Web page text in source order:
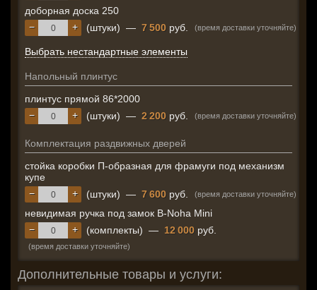
доборная доска 250
+
− (штуки) — 7 500 руб. (время доставки уточняйте)
Выбрать нестандартные элементы
Напольный плинтус
плинтус прямой 86*2000
+
− (штуки) — 2 200 руб. (время доставки уточняйте)
Комплектация раздвижных дверей
стойка коробки П-образная для фрамуги под механизм
купе
+
− (штуки) — 7 600 руб. (время доставки уточняйте)
невидимая ручка под замок B-Noha Mini
+
− (комплекты) — 12 000 руб.
(время доставки уточняйте)
Дополнительные товары и услуги: